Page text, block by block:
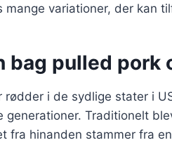
mange variationer, der kan
bag pulled pork
rødder i de sydlige stater i
generationer. Traditionelt
fra hinanden stammer fra